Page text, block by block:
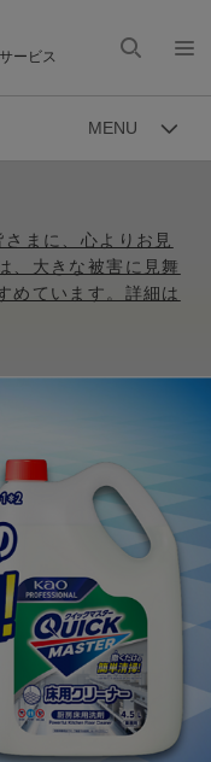
ービス
く
MENU
まに、心よりお見
、大きな被害に見舞
めています。詳細は